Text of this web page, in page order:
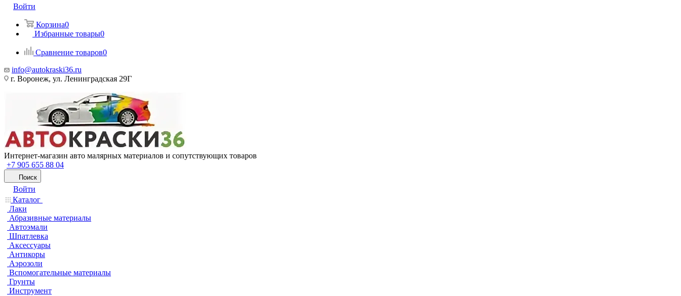
Войти
Корзина0
Избранные товары0
Сравнение товаров0
info@autokraski36.ru
г. Воронеж, ул. Ленинградская 29Г
Интернет-магазин авто малярных материалов и сопутствующих товаров
+7 905 655 88 04
Поиск
Войти
Каталог
Лаки
Абразивные материалы
Автоэмали
Шпатлевка
Аксессуары
Антикоры
Аэрозоли
Вспомогательные материалы
Грунты
Инструмент